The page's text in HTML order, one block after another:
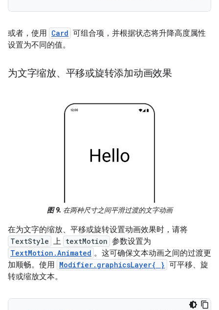
或者，使用 Card 可组合项，并根据状态将升降高度属性
设置为不同的值。
为文字缩放、平移或旋转添加动画效果
图 9. 在两种尺寸之间平滑过渡的文字动画
在为文字的缩放、平移或旋转设置动画效果时，请将
TextStyle 上 textMotion 参数设置为
TextMotion.Animated 。这可确保文本动画之间的过渡更
加顺畅。使用 Modifier.graphicsLayer{ } 可平移、旋
转或缩放文本。